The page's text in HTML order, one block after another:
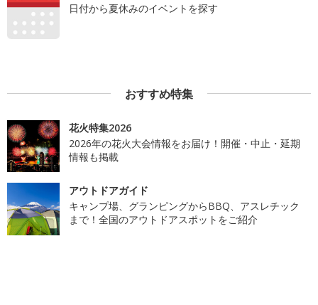
日付から夏休みのイベントを探す
おすすめ特集
花火特集2026
2026年の花火大会情報をお届け！開催・中止・延期
情報も掲載
アウトドアガイド
キャンプ場、グランピングからBBQ、アスレチック
まで！全国のアウトドアスポットをご紹介